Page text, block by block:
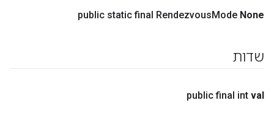
public static final RendezvousMode None
שדות
public final int val